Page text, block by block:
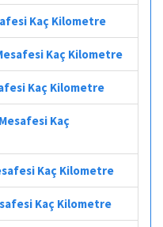
Kaç Kilometre
Kaç Kilometre
Kaç Kilometre
Kaç
Kaç Kilometre
Kaç Kilometre